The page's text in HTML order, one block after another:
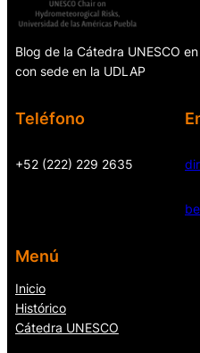
Blog de la Cátedra UNESCO
con sede en la UDLAP
Teléfono
+52 (222) 229 2635
Menú
Inicio
Histórico
Cátedra UNESCO